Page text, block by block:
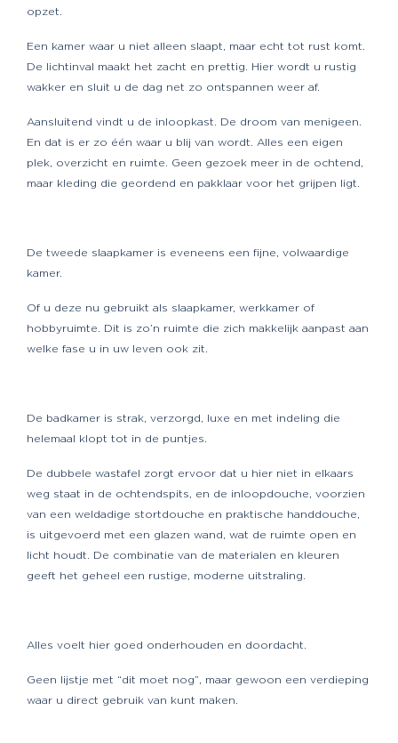
opzet.
Een kamer waar u niet alleen slaapt, maar echt tot rust komt.
De lichtinval maakt het zacht en prettig. Hier wordt u rustig
wakker en sluit u de dag net zo ontspannen weer af.
Aansluitend vindt u de inloopkast. De droom van menigeen.
En dat is er zo één waar u blij van wordt. Alles een eigen
plek, overzicht en ruimte. Geen gezoek meer in de ochtend,
maar kleding die geordend en pakklaar voor het grijpen ligt.
De tweede slaapkamer is eveneens een fijne, volwaardige
kamer.
Of u deze nu gebruikt als slaapkamer, werkkamer of
hobbyruimte. Dit is zo’n ruimte die zich makkelijk aanpast aan
welke fase u in uw leven ook zit.
De badkamer is strak, verzorgd, luxe en met indeling die
helemaal klopt tot in de puntjes.
De dubbele wastafel zorgt ervoor dat u hier niet in elkaars
weg staat in de ochtendspits, en de inloopdouche, voorzien
van een weldadige stortdouche en praktische handdouche,
is uitgevoerd met een glazen wand, wat de ruimte open en
licht houdt. De combinatie van de materialen en kleuren
geeft het geheel een rustige, moderne uitstraling.
Alles voelt hier goed onderhouden en doordacht.
Geen lijstje met “dit moet nog”, maar gewoon een verdieping
waar u direct gebruik van kunt maken.